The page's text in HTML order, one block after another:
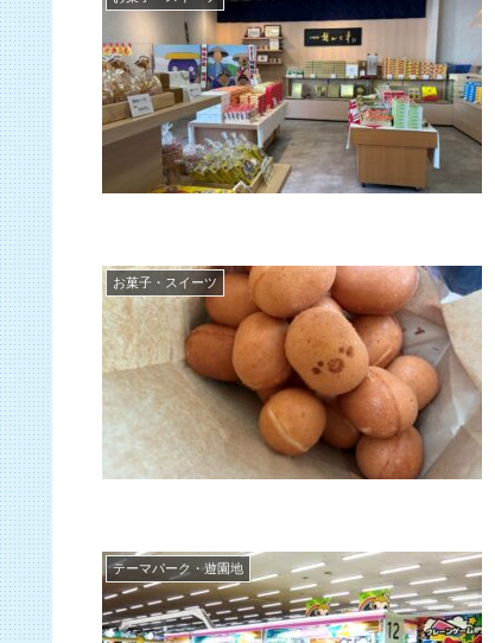
お菓子・スイーツ
テーマパーク・遊園地